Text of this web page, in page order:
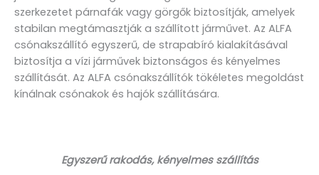
szerkezetet párnafák vagy görgők biztosítják, amelyek
stabilan megtámasztják a szállított járművet. Az ALFA
csónakszállító egyszerű, de strapabíró kialakításával
biztosítja a vízi járművek biztonságos és kényelmes
szállítását. Az ALFA csónakszállítók tökéletes megoldást
kínálnak csónakok és hajók szállítására.
Egyszerű rakodás, kényelmes szállítás